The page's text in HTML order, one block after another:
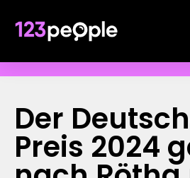
Der
Preis 2024